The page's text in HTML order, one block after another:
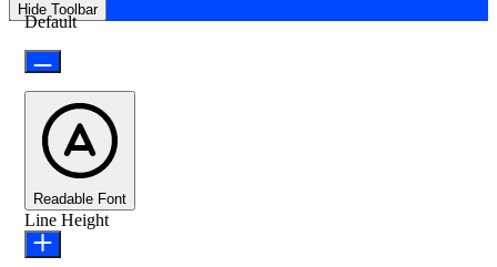
Hide Toolbar
Default
Readable Font
Line Height